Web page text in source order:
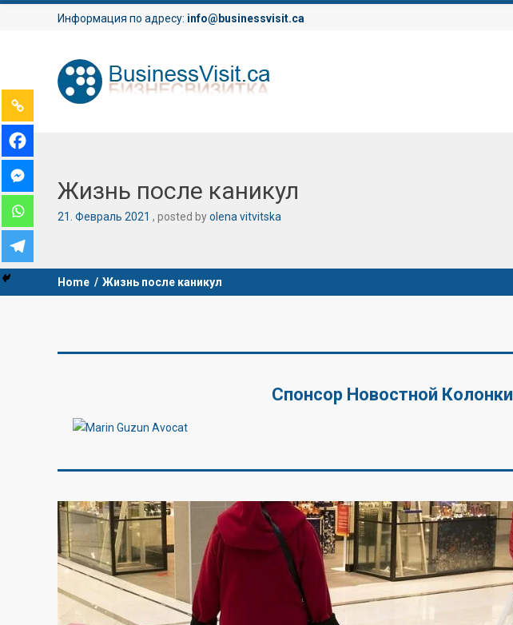
Информация по адресу: info@businessvisit.ca
Жизнь после каникул
21 Февраль 2021 posted byolena vitvitska
Home / Жизнь после каникул
Спонсор Новостной Колонки